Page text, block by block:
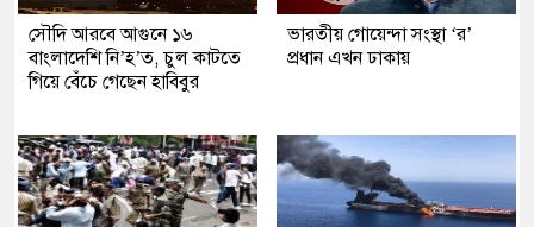
সৌদি আরবে আগুনে ১৬
বাংলাদেশি নি’হ’ত, চুল কাটতে
গিয়ে বেঁচে গেছেন হাবিবুর
ভারতীয় গোয়েন্দা সংস্থা ‘র’
প্রধান এখন ঢাকায়